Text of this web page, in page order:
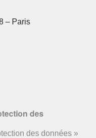
– Paris
des
des données »